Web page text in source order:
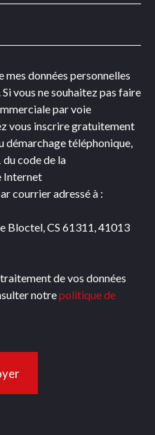
données personnelles
vous ne souhaitez pas faire
par voie
vous inscrire gratuitement
démarchage téléphonique,
code de la
Internet
courrier adressé à :
Bloctel, CS 61311, 41013
de vos données
notrepolitique de